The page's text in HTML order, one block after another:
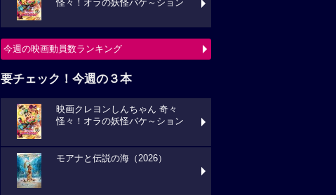
怪々！オラの妖怪バケ～ション
今週の映画動員数ランキング
要チェック！今週の３本
映画クレヨンしんちゃん 奇々
怪々！オラの妖怪バケ～ション
モアナと伝説の海（2026）